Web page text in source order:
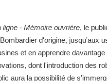
ligne - Mémoire ouvrière, le
d'origine, jusqu'aux
et en apprendre
dont l'introduction des
aura la possibilité de